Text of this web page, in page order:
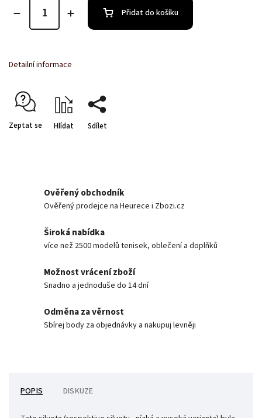
Přidat do košíku
Detailní informace
Zeptat se Hlídat Sdílet
Ověřený obchodník
Ověřený prodejce na Heurece i Zbozi.cz
Široká nabídka
více než 2500 modelů tenisek, oblečení a doplňků
Možnost vrácení zboží
Snadno a jednoduše do 14 dní
Odměna za věrnost
Sbírej body za objednávky a nakupuj levněji
POPIS DISKUZE